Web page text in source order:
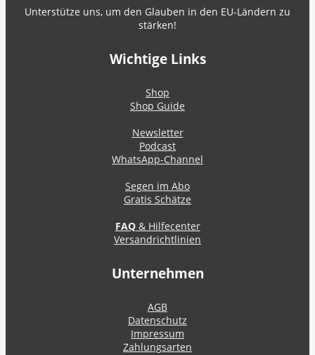
Unterstütze uns, um den Glauben in den EU-Ländern zu
stärken!
Wichtige Links
Shop
Shop Guide
Newsletter
Podcast
WhatsApp-Channel
Segen im Abo
Gratis Schätze
FAQ& Hilfecenter
Versandrichtlinien
Unternehmen
AGB
Datenschutz
Impressum
Zahlungsarten